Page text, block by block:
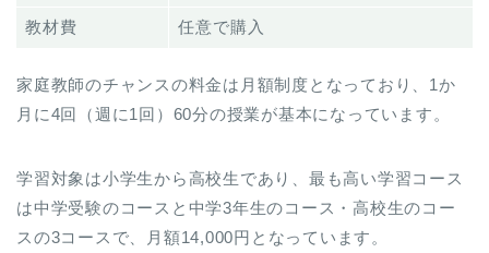
教材費 任意で購入
家庭教師のチャンスの料金は月額制度となっており、1か
月に4回（週に1回）60分の授業が基本になっています。
学習対象は小学生から高校生であり、最も高い学習コース
は中学受験のコースと中学3年生のコース・高校生のコー
スの3コースで、月額14,000円となっています。